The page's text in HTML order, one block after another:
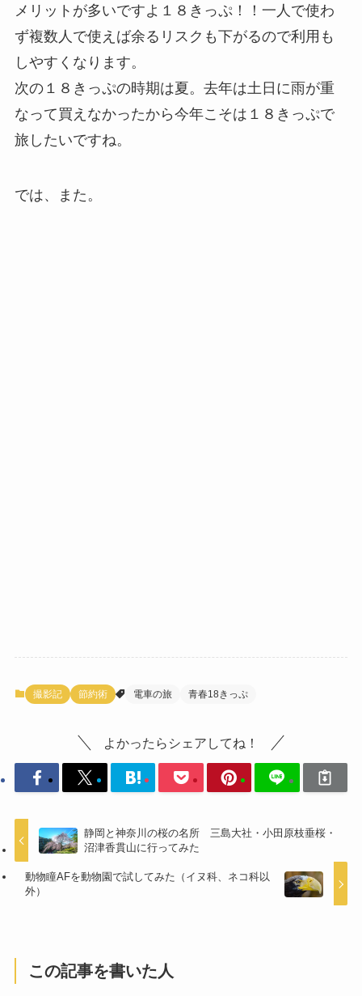
メリットが多いですよ１８きっぷ！！一人で使わ
ず複数人で使えば余るリスクも下がるので利用も
しやすくなります。
次の１８きっぷの時期は夏。去年は土日に雨が重
なって買えなかったから今年こそは１８きっぷで
旅したいですね。
では、また。
撮影記 節約術 電車の旅 青春18きっぷ
よかったらシェアしてね！
静岡と神奈川の桜の名所 三島大社・小田原枝垂桜・
沼津香貫山に行ってみた
動物瞳AFを動物園で試してみた（イヌ科、ネコ科以
外）
この記事を書いた人